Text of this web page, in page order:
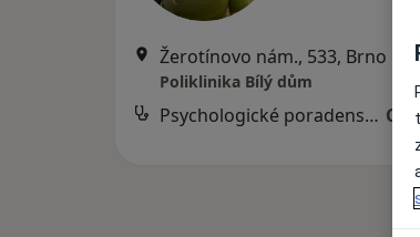
Žerotínovo nám., 533, Brno
Poliklinika Bílý dům
Psychologické poradenství